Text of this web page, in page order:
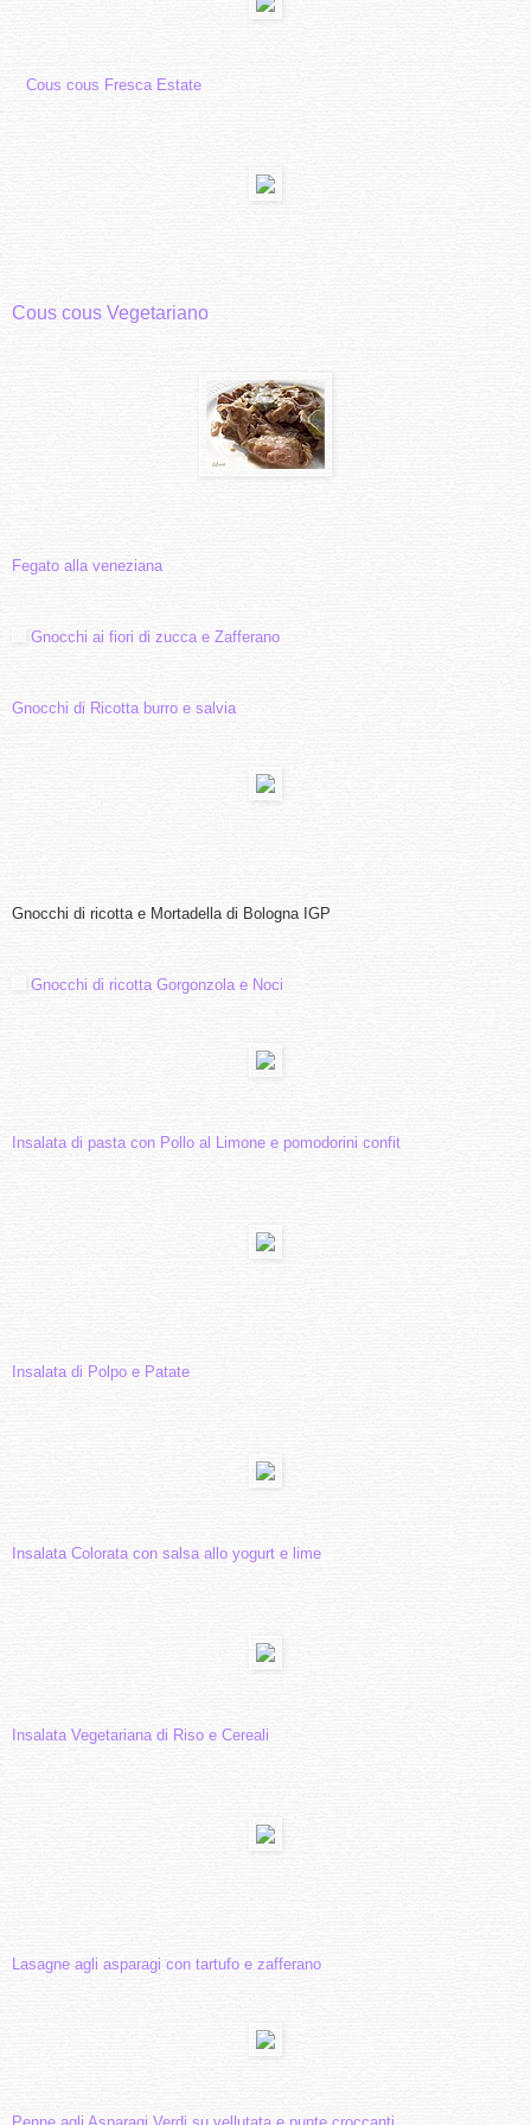
Cous cous Fresca Estate
Cous cous Vegetariano
Fegato alla veneziana
Gnocc hi ai fiori di zucca e Zafferano
Gnocchi di Ricotta burro e salvia
Gnocchi di ricotta e Mortadella di Bologna IGP
Gnocchi di ricotta Gorgonzola e Noci
Insalata di pasta con Pollo al Limone e pomodorini confit
Insalata di Polpo e Patate
Insalata Colorata con salsa allo yogurt e lime
Insalata Vegetariana di Riso e Cereali
Lasagne agli asparagi con tartufo e zafferano